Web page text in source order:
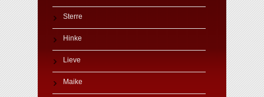
Sterre
Hinke
Lieve
Maike